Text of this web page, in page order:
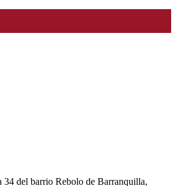
34 del barrio Rebolo de Barranquilla,